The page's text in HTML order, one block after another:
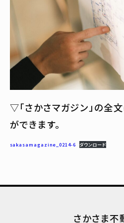
▽「さかさマガジン」の全
ができます。
sakasamagazine_0214-6 ダウンロード
さかさま不